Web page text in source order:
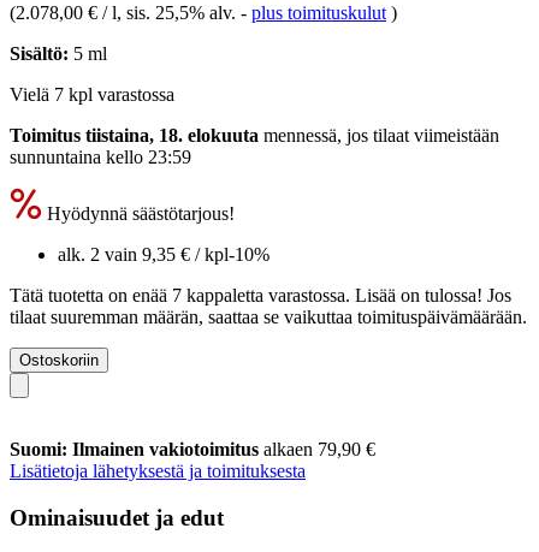
(2.078,00 € / l, sis. 25,5% alv. - plus toimituskulut )
Sisältö: 5 ml
Vielä 7 kpl varastossa
Toimitus tiistaina, 18. elokuuta mennessä, jos tilaat viimeistään
sunnuntaina kello 23:59
Hyödynnä säästötarjous!
alk. 2 vain 9,35 € / kpl-10%
Tätä tuotetta on enää 7 kappaletta varastossa. Lisää on tulossa! Jos
tilaat suuremman määrän, saattaa se vaikuttaa toimituspäivämäärään.
Ostoskoriin
Suomi: Ilmainen vakiotoimitus alkaen 79,90 €
Lisätietoja lähetyksestä ja toimituksesta
Ominaisuudet ja edut